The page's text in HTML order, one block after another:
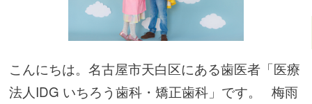
こんにちは。名古屋市天白区にある歯医者「医療
法人IDG いちろう歯科・矯正歯科」です。 梅雨